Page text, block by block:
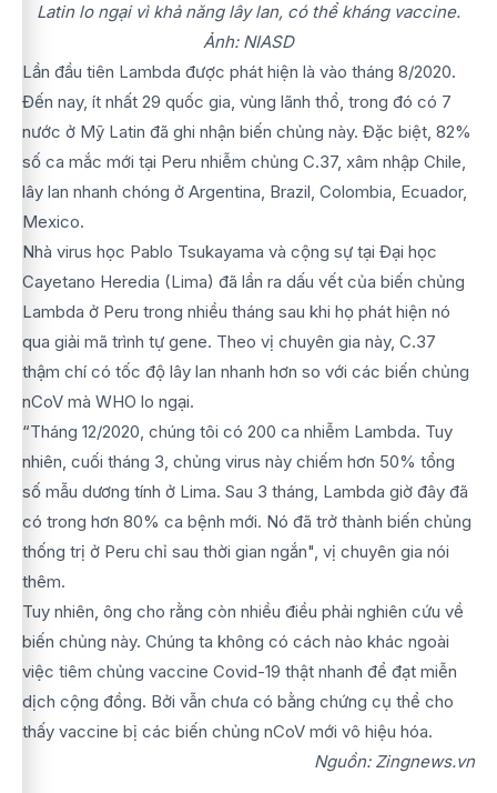
Latin lo ngại vì khả năng lây lan, có thể kháng vaccine.
Ảnh: NIASD
Lần đầu tiên Lambda được phát hiện là vào tháng 8/2020.
Đến nay, ít nhất 29 quốc gia, vùng lãnh thổ, trong đó có 7
nước ở Mỹ Latin đã ghi nhận biến chủng này. Đặc biệt, 82%
số ca mắc mới tại Peru nhiễm chủng C.37, xâm nhập Chile,
lây lan nhanh chóng ở Argentina, Brazil, Colombia, Ecuador,
Mexico.
Nhà virus học Pablo Tsukayama và cộng sự tại Đại học
Cayetano Heredia (Lima) đã lần ra dấu vết của biến chủng
Lambda ở Peru trong nhiều tháng sau khi họ phát hiện nó
qua giải mã trình tự gene. Theo vị chuyên gia này, C.37
thậm chí có tốc độ lây lan nhanh hơn so với các biến chủng
nCoV mà WHO lo ngại.
“Tháng 12/2020, chúng tôi có 200 ca nhiễm Lambda. Tuy
nhiên, cuối tháng 3, chủng virus này chiếm hơn 50% tổng
số mẫu dương tính ở Lima. Sau 3 tháng, Lambda giờ đây đã
có trong hơn 80% ca bệnh mới. Nó đã trở thành biến chủng
thống trị ở Peru chỉ sau thời gian ngắn", vị chuyên gia nói
thêm.
Tuy nhiên, ông cho rằng còn nhiều điều phải nghiên cứu về
biến chủng này. Chúng ta không có cách nào khác ngoài
việc tiêm chủng vaccine Covid-19 thật nhanh để đạt miễn
dịch cộng đồng. Bởi vẫn chưa có bằng chứng cụ thể cho
thấy vaccine bị các biến chủng nCoV mới vô hiệu hóa.
Nguồn: Zingnews.vn